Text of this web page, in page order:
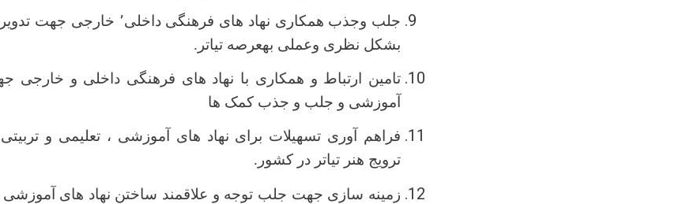
جلب وجذب همکاری نهاد های
بشکل نظری وعملی بهعرصه تیاتر.
تامین ارتباط و همکاری با نهاد های فرهنگی داخلی و خارجی
آموزشی و جلب و جذب کمک ها
فراهم آوری تسهیلات برای نهاد های آموزشی ، تعلیمی و تربیتی
ترویج هنر تیاتر در کشور.
زمینه سازی جهت جلب توجه و علاقمند ساختن نهاد های آموزشی